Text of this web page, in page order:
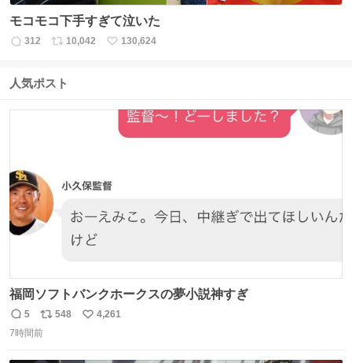
モコモコ下手すぎて泣いた
返
数
312
リ
ス
数
10,042
い
130,624
人気ポスト
福岡ソフトバンクホークスの夢小説神すぎ
返
信
5
リ
ポ
548
い
4,261
7時間前